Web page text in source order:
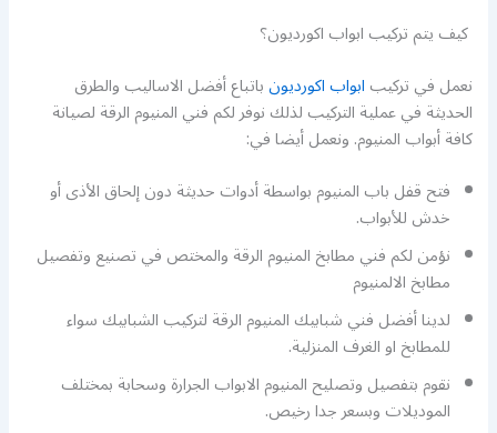
كيف يتم تركيب ابواب اكورديون؟
نعمل في تركيبابواب اكورديونباتباع أفضل الاساليب والطرق
الحديثة في عملية التركيب لذلك نوفر لكم فني المنيوم الرقة لصيانة
كافة أبواب المنيوم. ونعمل أيضا في:
فتح قفل باب المنيوم بواسطة أدوات حديثة دون إلحاق الأذى أو
خدش للأبواب.
نؤمن لكم فني مطابخ المنيوم الرقة والمختص في تصنيع وتفصيل
مطابخ الالمنيوم
لدينا أفضل فني شبابيك المنيوم الرقة لتركيب الشبابيك سواء
للمطابخ او الغرف المنزلية.
نقوم بتفصيل وتصليح المنيوم الابواب الجرارة وسحابة بمختلف
الموديلات وبسعر جدا رخيص.